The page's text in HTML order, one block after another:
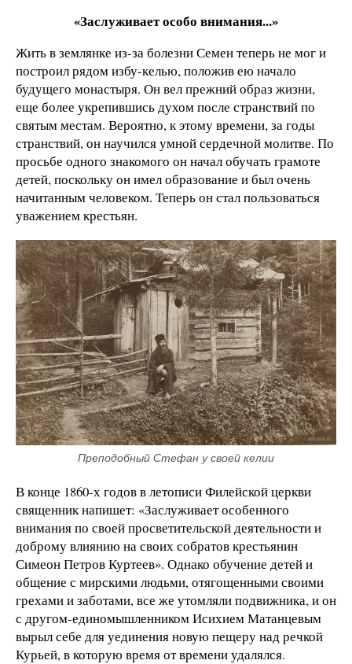
«Заслуживает особо внимания...»
Жить в землянке из-за болезни Семен теперь не мог и
построил рядом избу-келью, положив ею начало
будущего монастыря. Он вел прежний образ жизни,
еще более укрепившись духом после странствий по
святым местам. Вероятно, к этому времени, за годы
странствий, он научился умной сердечной молитве. По
просьбе одного знакомого он начал обучать грамоте
детей, поскольку он имел образование и был очень
начитанным человеком. Теперь он стал пользоваться
уважением крестьян.
Преподобный Стефан у своей келии
В конце 1860-х годов в летописи Филейской церкви
священник напишет: «Заслуживает особенного
внимания по своей просветительской деятельности и
доброму влиянию на своих собратов крестьянин
Симеон Петров Куртеев». Однако обучение детей и
общение с мирскими людьми, отягощенными своими
грехами и заботами, все же утомляли подвижника, и он
с другом-единомышленником Исихием Матанцевым
вырыл себе для уединения новую пещеру над речкой
Курьей, в которую время от времени удалялся.